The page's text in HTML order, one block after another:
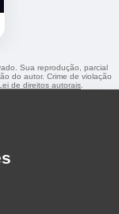
Sua reprodução, parcial
do autor. Crime de violação
de direitos autorais